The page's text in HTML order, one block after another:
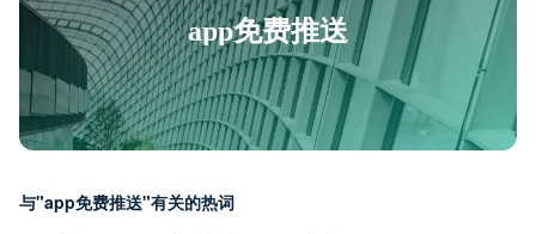
app免费推送
与"app免费推送"有关的热词